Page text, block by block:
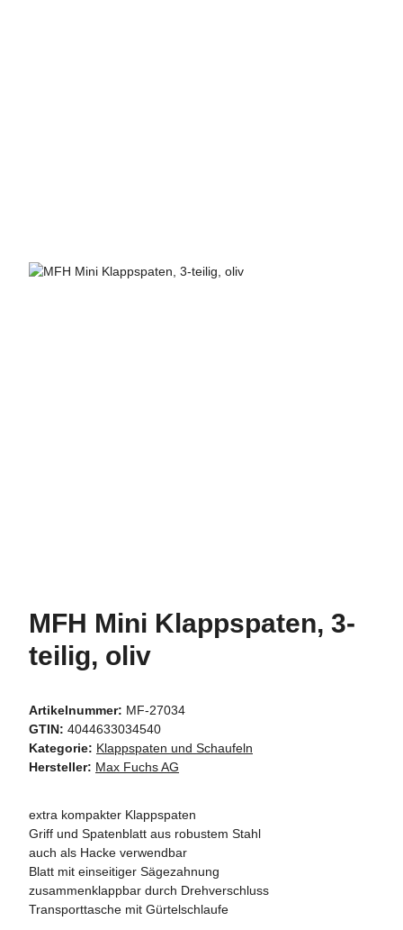
MFH Mini Klappspaten, 3-
teilig, oliv
Artikelnummer: MF-27034
GTIN: 4044633034540
Kategorie: Klappspaten und Schaufeln
Hersteller: Max Fuchs AG
extra kompakter Klappspaten
Griff und Spatenblatt aus robustem Stahl
auch als Hacke verwendbar
Blatt mit einseitiger Sägezahnung
zusammenklappbar durch Drehverschluss
Transporttasche mit Gürtelschlaufe